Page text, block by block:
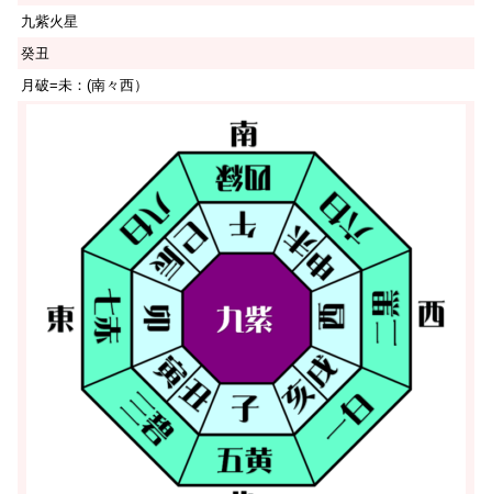
九紫火星
癸丑
月破=未：(南々西）